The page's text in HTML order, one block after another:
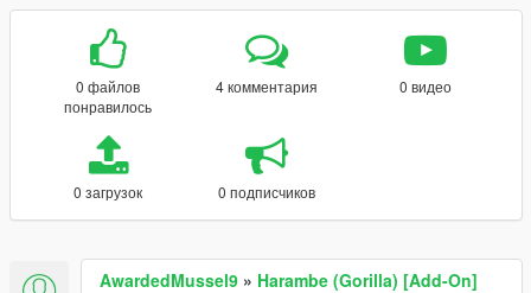
0 файлов
понравилось
4 комментария 0 видео
0 загрузок 0 подписчиков
AwardedMussel9 » Harambe (Gorilla) [Add-On]